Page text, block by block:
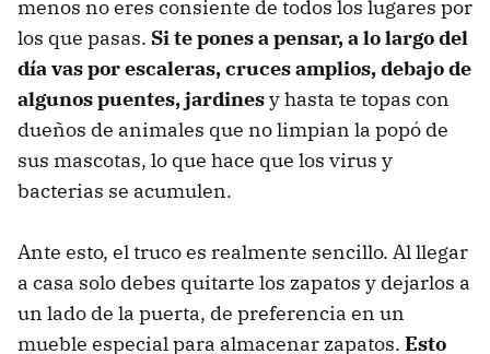
menos no eres consiente de todos los lugares por
los que pasas. Si te pones a pensar, a lo largo del
día vas por escaleras, cruces amplios, debajo de
algunos puentes, jardinesy hasta te topas con
dueños de animales que no limpian la popó de
sus mascotas, lo que hace que los virus y
bacterias se acumulen.
Ante esto, el truco es realmente sencillo. Al llegar
a casa solo debes quitarte los zapatos y dejarlos a
un lado de la puerta, de preferencia en un
mueble especial para almacenar zapatos. Esto